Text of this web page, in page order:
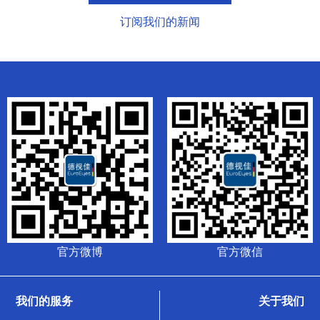
订阅我们的新闻
官方微博 官方微信
我们的服务 关于我们